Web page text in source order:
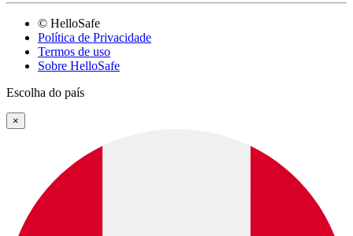
© HelloSafe
Política de Privacidade
Termos de uso
Sobre HelloSafe
Escolha do país
×